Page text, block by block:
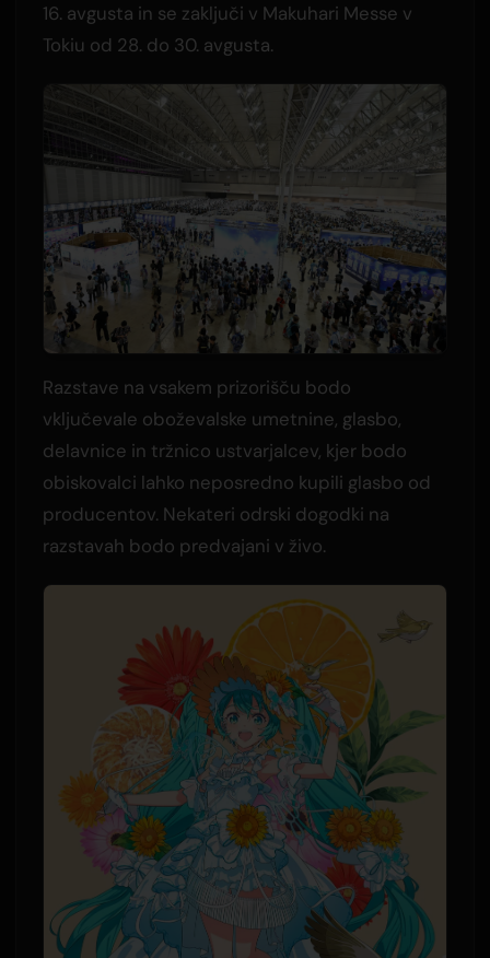
16. avgusta in se zaključi v Makuhari Messe v
Tokiu od 28. do 30. avgusta.
Razstave na vsakem prizorišču bodo
vključevale oboževalske umetnine, glasbo,
delavnice in tržnico ustvarjalcev, kjer bodo
obiskovalci lahko neposredno kupili glasbo od
producentov. Nekateri odrski dogodki na
razstavah bodo predvajani v živo.